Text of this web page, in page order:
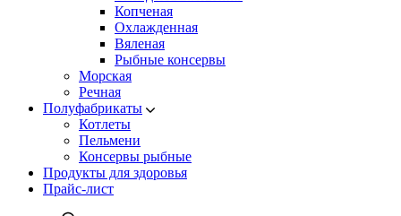
Копченая
Охлажденная
Вяленая
Рыбные консервы
Морская
Речная
Полуфабрикаты
Котлеты
Пельмени
Консервы рыбные
Продукты для здоровья
Прайс-лист